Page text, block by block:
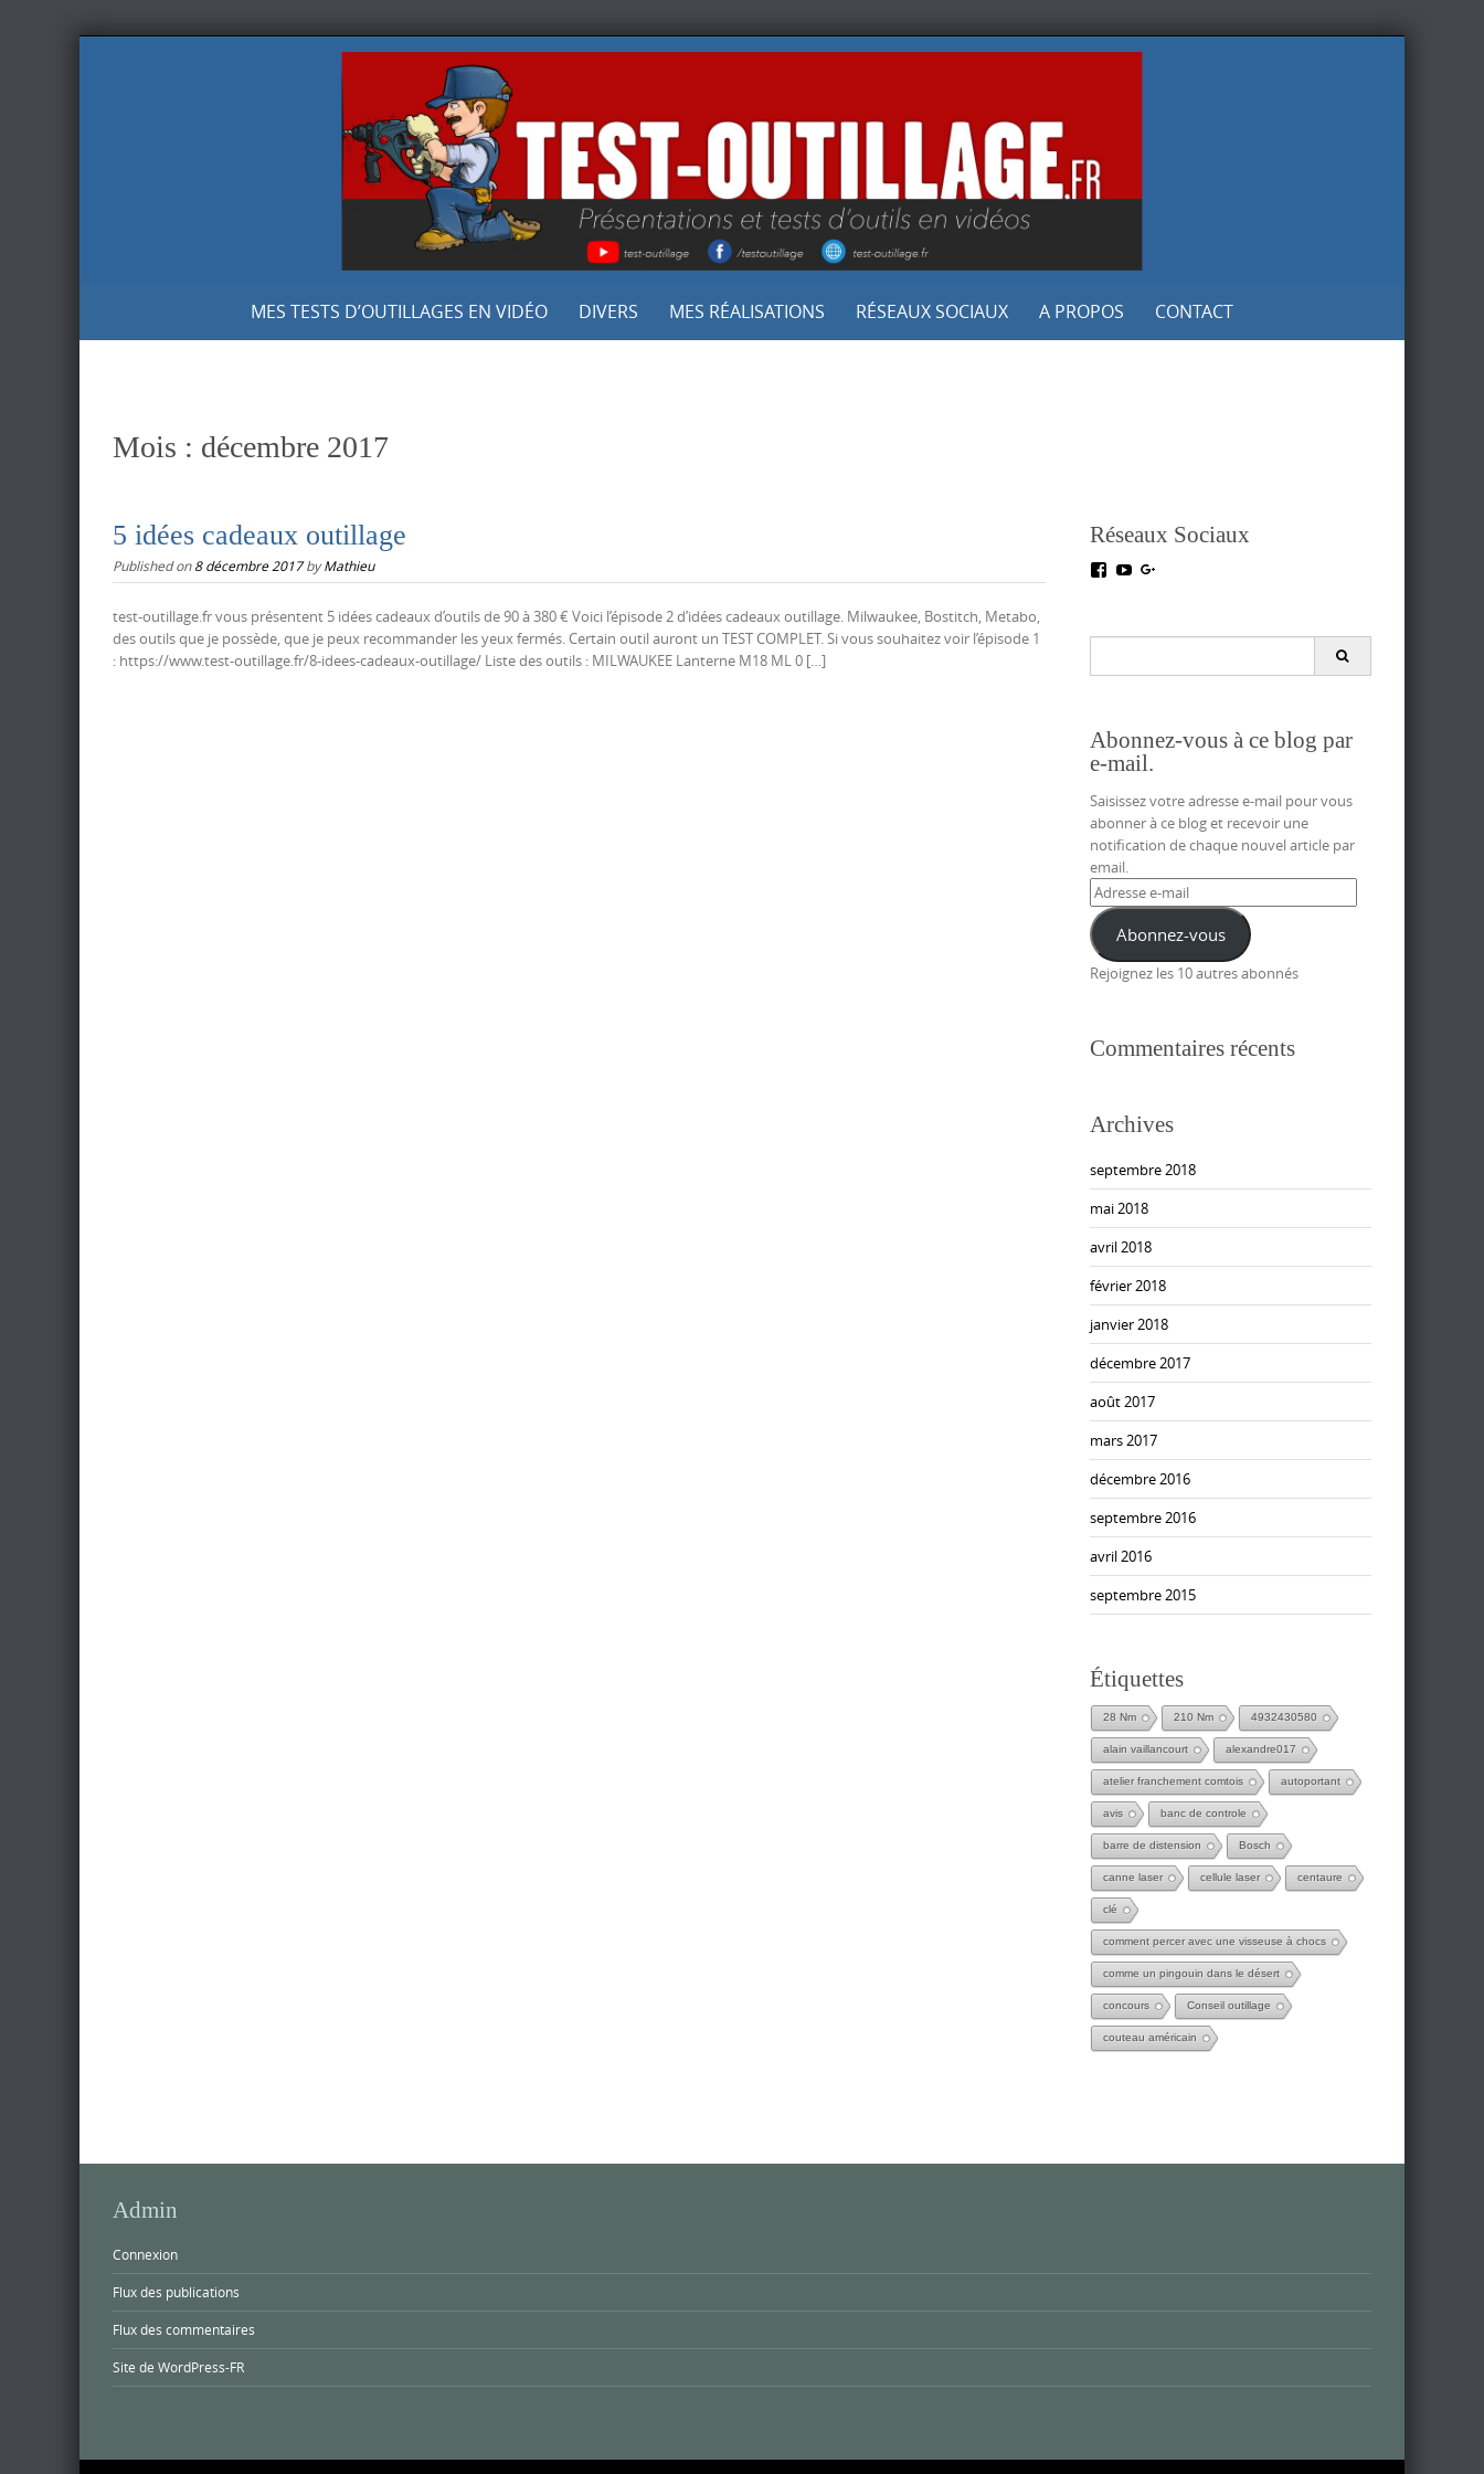
MES TESTS D’OUTILLAGES EN VIDÉO DIVERS MES RÉALISATIONS RÉSEAUX SOCIAUX A PROPOS CONTACT
Mois : décembre 2017
5 idées cadeaux outillage
Published on8 décembre 2017byMathieu
test-outillage.fr vous présentent 5 idées cadeaux d’outils de 90 à 380 € Voici l’épisode 2 d’idées cadeaux outillage. Milwaukee, Bostitch, Metabo,
des outils que je possède, que je peux recommander les yeux fermés. Certain outil auront un TEST COMPLET. Si vous souhaitez voir l’épisode 1
: https://www.test-outillage.fr/8-idees-cadeaux-outillage/ Liste des outils : MILWAUKEE Lanterne M18 ML 0 […]
Réseaux Sociaux
Voir
testoutillage
Facebook
Voir
UC5crr0I4Ey688Hu1IMBwWRA
YouTube
+Test-
sur
Abonnez-vous à ce blog par
e-mail.
Saisissez votre adresse e-mail pour vous
abonner à ce blog et recevoir une
notification de chaque nouvel article par
email.
Adresse
e-
mail Abonnez-vous
Rejoignez les 10 autres abonnés
Commentaires récents
Archives
septembre 2018
mai 2018
avril 2018
février 2018
janvier 2018
décembre 2017
août 2017
mars 2017
décembre 2016
septembre 2016
avril 2016
septembre 2015
Étiquettes
28 Nm 210 Nm 4932430580
alain vaillancourt alexandre017
atelier franchement comtois autoportant
avis banc de controle
barre de distension Bosch
canne laser cellule laser centaure
clé
comment percer avec une visseuse à chocs
comme un pingouin dans le désert
concours Conseil outillage
couteau américain
Admin
Connexion
Flux des publications
Flux des commentaires
Site de WordPress-FR